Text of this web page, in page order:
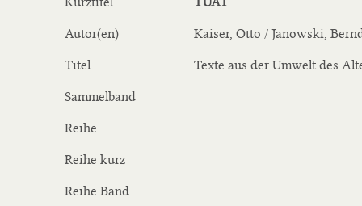
Autor(en) Kaiser, Otto / Janowski,
Titel Texte aus der Umwelt des
Sammelband
Reihe
Reihe kurz
Reihe Band